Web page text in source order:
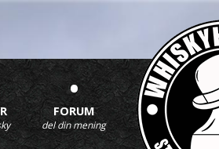
•
FORUM
del din mening